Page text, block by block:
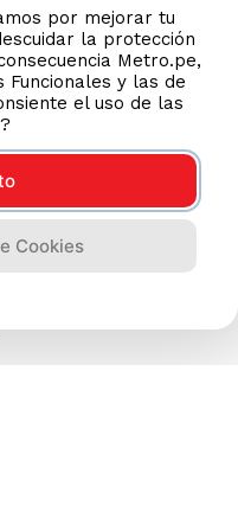
por mejorar tu
la protección
Metro.pe,
Funcionales y las de
el uso de las
Cookies